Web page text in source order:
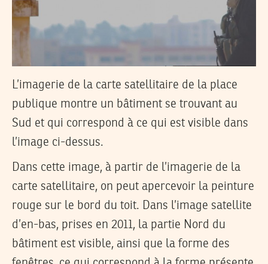
L’imagerie de la carte satellitaire de la place
publique montre un bâtiment se trouvant au
Sud et qui correspond à ce qui est visible dans
l’image ci-dessus.
Dans cette image, à partir de l’imagerie de la
carte satellitaire, on peut apercevoir la peinture
rouge sur le bord du toit. Dans l’image satellite
d’en-bas, prises en 2011, la partie Nord du
bâtiment est visible, ainsi que la forme des